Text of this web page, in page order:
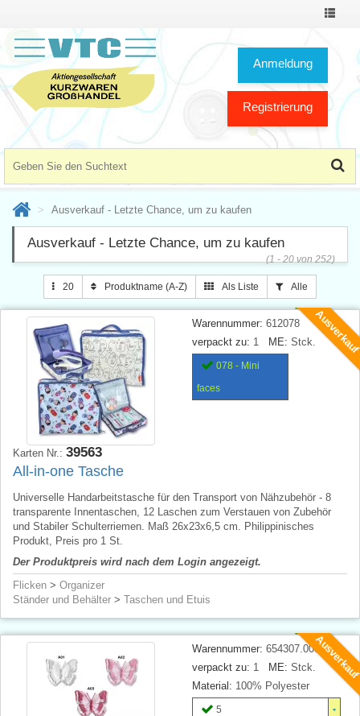
Toggle
Anmeldung
Registrierung
Ausverkauf - Letzte Chance, um zu kaufen
Ausverkauf - Letzte Chance, um zu kaufen
(1 - 20 von 252)
20 Produktname (A-Z) Als Liste Alle
Warennummer: 612078
verpackt zu: 1 ME: Stck.
078 - Mini
faces
Karten Nr.: 39563
All-in-one Tasche
Universelle Handarbeitstasche für den Transport von Nähzubehör - 8
transparente Innentaschen, 12 Laschen zum Verstauen von Zubehör
und Stabiler Schulterriemen. Maß 26x23x6,5 cm. Philippinisches
Produkt, Preis pro 1 St.
Der Produktpreis wird nach dem Login angezeigt.
Flicken > Organizer
Ständer und Behälter > Taschen und Etuis
Warennummer: 654307.000.
verpackt zu: 1 ME: Stck.
Material: 100% Polyester
5